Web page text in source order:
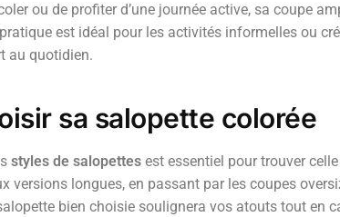
ou de profiter d’une journée active, sa coupe
est idéal pour les activités informelles ou
au quotidien.
sa salopette colorée
styles de salopettes est essentiel pour trouver
versions longues, en passant par les coupes
bien choisie soulignera vos atouts tout en